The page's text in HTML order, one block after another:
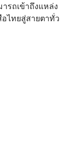
รถเข้าถึงแหล่ง
ไทยสู่สายตาทั่ว